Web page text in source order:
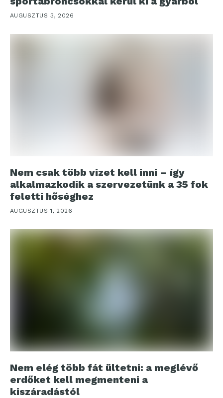
AUGUSZTUS 3, 2026
Nem csak több vizet kell inni – így
alkalmazkodik a szervezetünk a 35 fok
feletti hőséghez
AUGUSZTUS 1, 2026
Nem elég több fát ültetni: a meglévő
erdőket kell megmenteni a
kiszáradástól